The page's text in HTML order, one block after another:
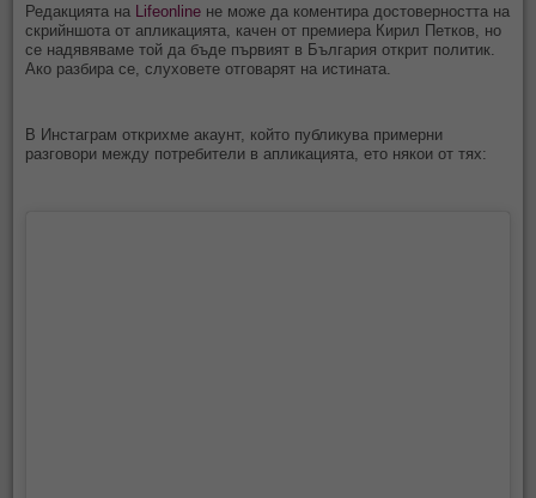
Редакцията на Lifeonline не може да коментира достоверността на
скрийншота от апликацията, качен от премиера Кирил Петков, но
се надявяваме той да бъде първият в България открит политик.
Ако разбира се, слуховете отговарят на истината.
В Инстаграм открихме акаунт, който публикува примерни
разговори между потребители в апликацията, ето някои от тях: